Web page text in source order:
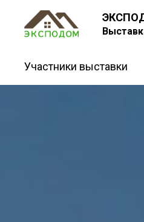
Участники выставки